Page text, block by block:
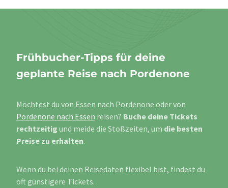
Frühbucher-Tipps für deine
geplante Reise nach Pordenone
Möchtest du von Essen nach Pordenone oder von
Pordenone nach Essen reisen? Buche deine Tickets
rechtzeitig und meide die Stoßzeiten, um die besten
Preise zu erhalten.
Wenn du bei deinen Reisedaten flexibel bist, findest du
oft günstigere Tickets.